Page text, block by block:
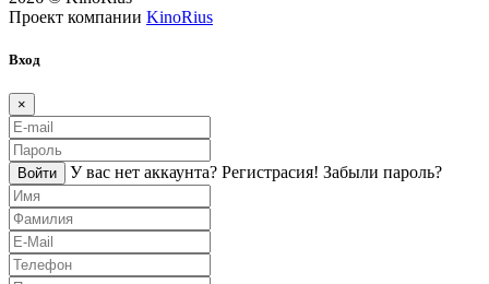
Проект компании KinoRius
Вход
×
Войти У вас нет аккаунта? Регистраcия! Забыли пароль?